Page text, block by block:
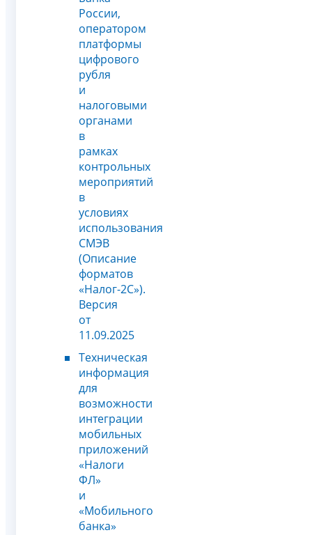
России,
оператором
платформы
цифрового
рубля
и
налоговыми
органами
в
рамках
контрольных
мероприятий
в
условиях
использования
СМЭВ
(Описание
форматов
«Налог-2С»).
Версия
от
11.09.2025
Техническая
информация
для
возможности
интеграции
мобильных
приложений
«Налоги
ФЛ»
и
«Мобильного
банка»